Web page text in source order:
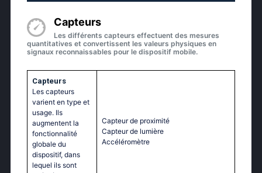
Capteurs
Les différents capteurs effectuent des mesures
quantitatives et convertissent les valeurs physiques en
signaux reconnaissables pour le dispositif mobile.
Capteurs
Les capteurs
varient en type et
usage. Ils
augmentent la
fonctionnalité
globale du
dispositif, dans
lequel ils sont
Capteur de proximité
Capteur de lumière
Accéléromètre